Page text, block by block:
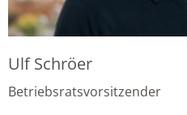
Ulf Schröer
Betriebsratsvorsitzender